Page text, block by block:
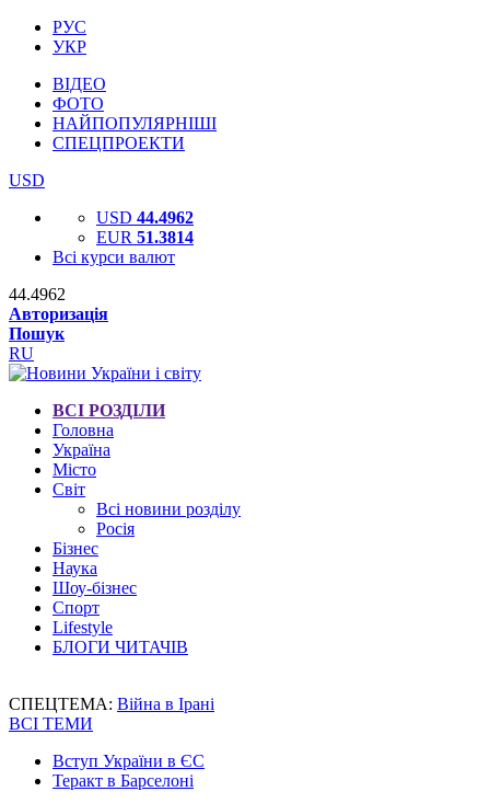
РУС
УКР
ВІДЕО
ФОТО
НАЙПОПУЛЯРНІШІ
СПЕЦПРОЕКТИ
USD
USD 44.4962
EUR 51.3814
Всі курси валют
44.4962
Авторизація
Пошук
RU
ВСІ РОЗДІЛИ
Головна
Україна
Місто
Світ
Всі новини розділу
Росія
Бізнес
Наука
Шоу-бізнес
Спорт
Lifestyle
БЛОГИ ЧИТАЧІВ
СПЕЦТЕМА: Війна в Ірані
ВСІ ТЕМИ
Вступ України в ЄС
Теракт в Барселоні